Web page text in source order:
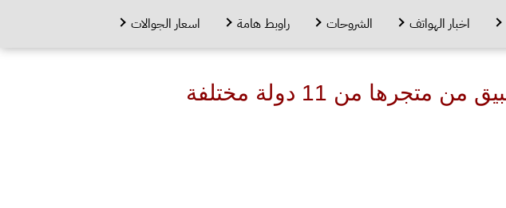
اخبار الهواتف الشروحات راوبط هامة اسعار الجوالات